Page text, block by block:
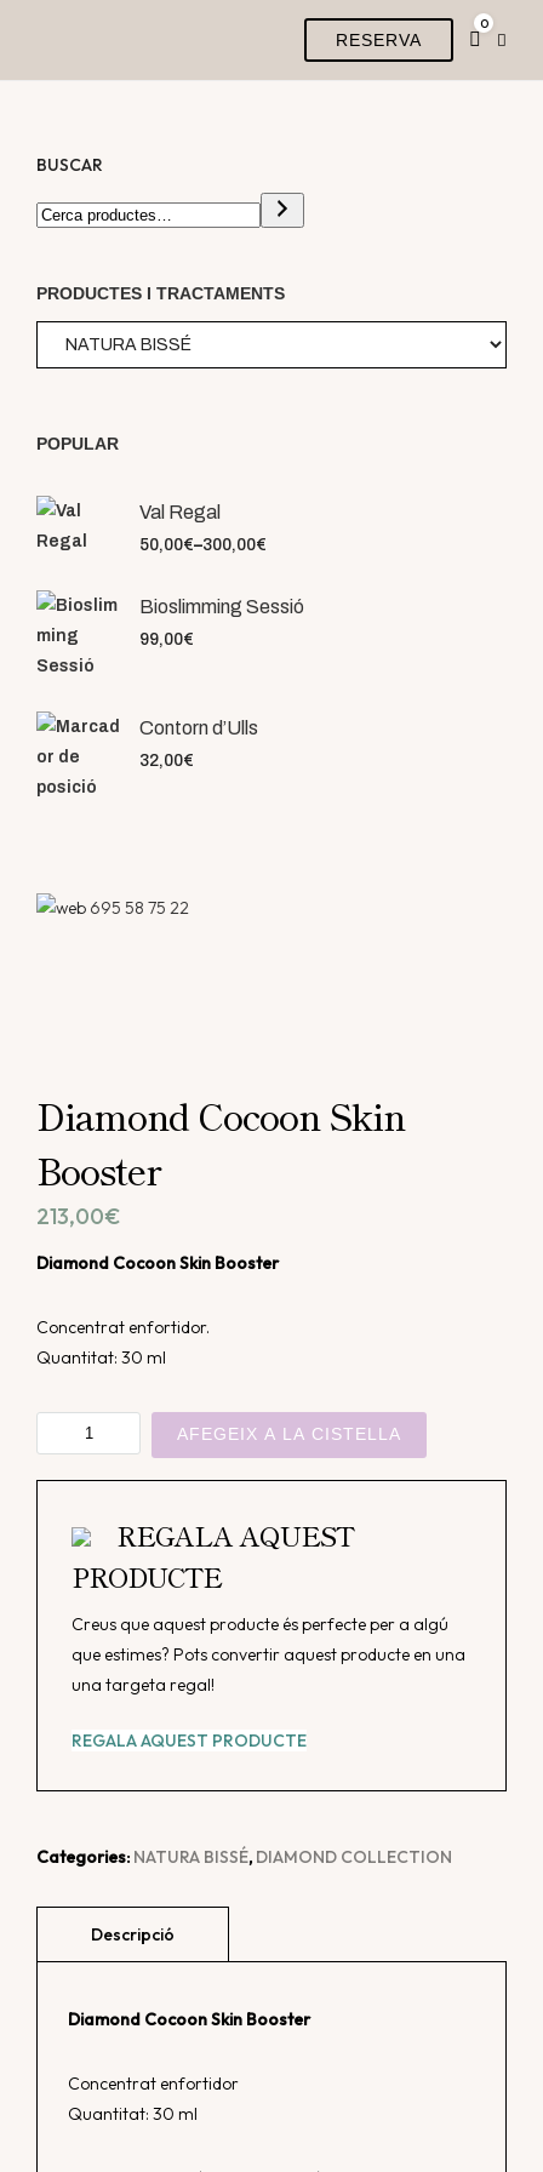
RESERVA
0
BUSCAR
PRODUCTES I TRACTAMENTS
POPULAR
Val Regal
50,00€–300,00€
Bioslimming Sessió
99,00€
Contorn d’Ulls
32,00€
695 58 75 22
Diamond Cocoon Skin
Booster
213,00€
Diamond Cocoon Skin Booster
Concentrat enfortidor.
Quantitat: 30 ml
quantitat
de
Diamond
Booster
AFEGEIX A LA CISTELLA
REGALA AQUEST
PRODUCTE
Creus que aquest producte és perfecte per a algú
que estimes? Pots convertir aquest producte en una
una targeta regal!
REGALA AQUEST PRODUCTE
Categories: NATURA BISSÉ, DIAMOND COLLECTION
Diamond Cocoon Skin Booster
Concentrat enfortidor
Quantitat: 30 ml